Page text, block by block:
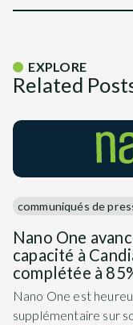
EXPLORE
Related
communiqués de
Nano One
capacité à
complétée à
Nano One est
supplémentaire sur